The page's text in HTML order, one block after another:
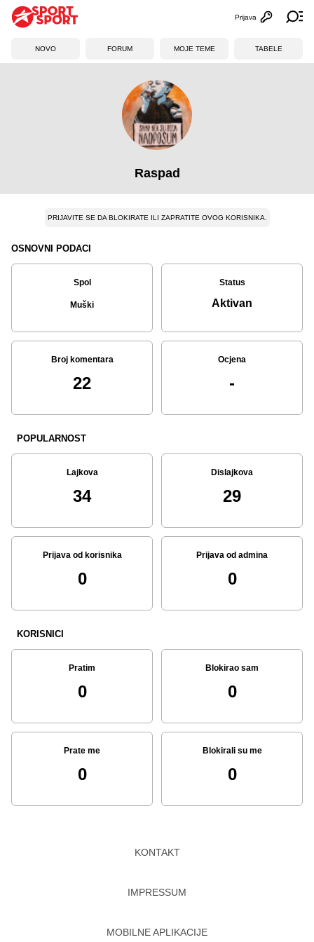
Otvori
Prijava
NOVO FORUM MOJE TEME TABELE
Raspad
PRIJAVITE SE DA BLOKIRATE ILI ZAPRATITE OVOG KORISNIKA.
OSNOVNI PODACI
Spol
Muški
Status
Aktivan
Broj komentara
22
Ocjena
-
POPULARNOST
Lajkova
34
Dislajkova
29
Prijava od korisnika
0
Prijava od admina
0
KORISNICI
Pratim
0
Blokirao sam
0
Prate me
0
Blokirali su me
0
KONTAKT
IMPRESSUM
MOBILNE APLIKACIJE